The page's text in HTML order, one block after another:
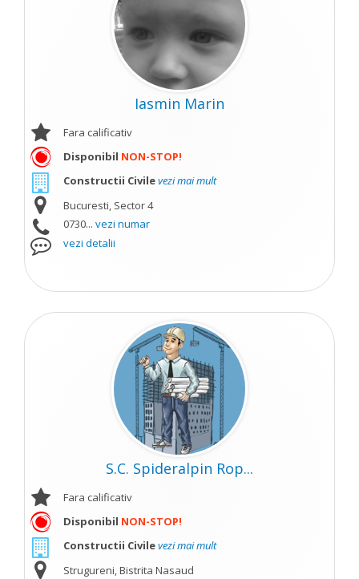
Iasmin Marin
Fara calificativ
Disponibil NON-STOP!
Constructii Civilevezi mai mult
Bucuresti, Sector 4
0730... vezi numar
vezi detalii
S.C. Spideralpin Rop...
Fara calificativ
Disponibil NON-STOP!
Constructii Civilevezi mai mult
Strugureni, Bistrita Nasaud